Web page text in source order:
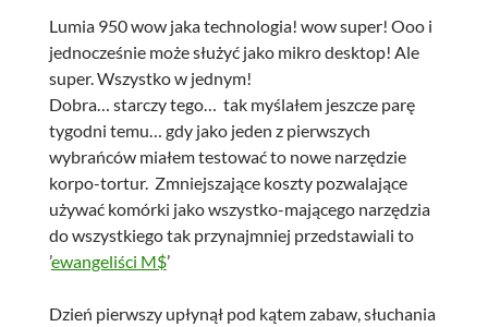
Lumia 950 wow jaka technologia! wow super! Ooo i
jednocześnie może służyć jako mikro desktop! Ale
super. Wszystko w jednym!
Dobra… starczy tego… tak myślałem jeszcze parę
tygodni temu… gdy jako jeden z pierwszych
wybrańców miałem testować to nowe narzędzie
korpo-tortur. Zmniejszające koszty pozwalające
używać komórki jako wszystko-mającego narzędzia
do wszystkiego tak przynajmniej przedstawiali to
’ewangeliści M$’
Dzień pierwszy upłynął pod kątem zabaw, słuchania